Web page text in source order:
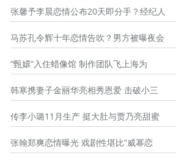
张馨予李晨恋情公布20天即分手？经纪人
马苏孔令辉十年恋情告吹？男方被曝夜会
“甄嬛”入住蜡像馆 制作团队飞上海为
韩寒携妻子金丽华亮相秀恩爱 击破小三
传李小璐11月生产 挺大肚与贾乃亮甜蜜
张翰郑爽恋情曝光 戏剧性堪比“威幂恋